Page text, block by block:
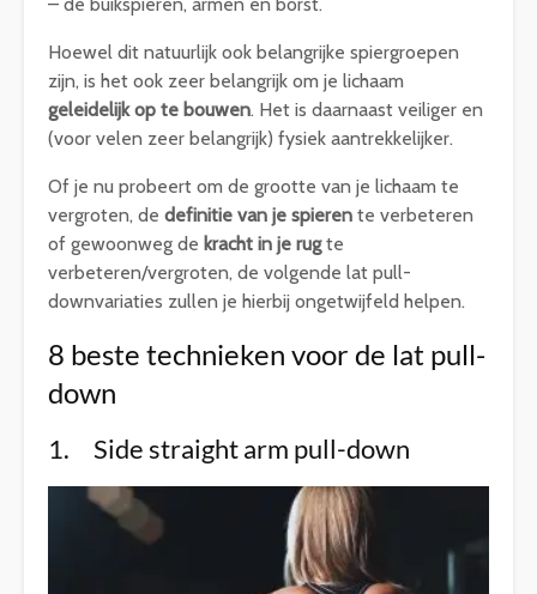
Hoewel dit natuurlijk ook belangrijke spiergroepen
zijn, is het ook zeer belangrijk om je lichaam
geleidelijk op te bouwen. Het is daarnaast veiliger en
(voor velen zeer belangrijk) fysiek aantrekkelijker.
Of je nu probeert om de grootte van je lichaam te
vergroten, de definitie van je spieren te verbeteren
of gewoonweg de kracht in je rugte
verbeteren/vergroten, de volgende lat pull-
downvariaties zullen je hierbij ongetwijfeld helpen.
8 beste technieken voor de lat pull-
down
1. Side straight arm pull-down